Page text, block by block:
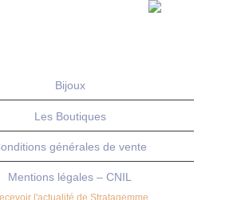
Bijoux
Les Boutiques
générales de vente
Mentions légales – CNIL
l'actualité de Stratagemme